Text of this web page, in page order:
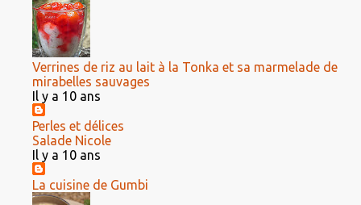
Verrines de riz au lait à la Tonka et sa marmelade de
mirabelles sauvages
Il y a 10 ans
Perles et délices
Salade Nicole
Il y a 10 ans
La cuisine de Gumbi